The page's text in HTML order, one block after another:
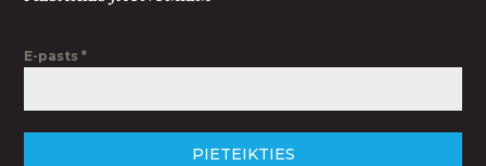
E-pasts*
PIETEIKTIES